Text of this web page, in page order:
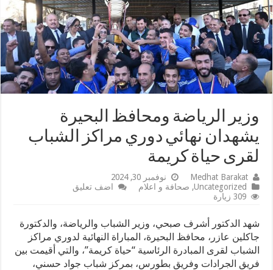
وزير الرياضة ومحافظ البحيرة
يشهدان نهائي دوري مراكز الشباب
لقرى حياة كريمة
Medhat Barakat
نوفمبر 30, 2024
Uncategorized
, صحافة و اعلام
اضف تعليق
309 زيارة
شهد الدكتور أشرف صبحي، وزير الشباب والرياضة، والدكتورة
جاكلين عازر، محافظ البحيرة، المباراة النهائية لدوري مراكز
الشباب لقرى المبادرة الرئاسية “حياة كريمة”، والتي أقيمت بين
فريق الجرادات وفريق بطورس، بمركز شباب جواد حسني،